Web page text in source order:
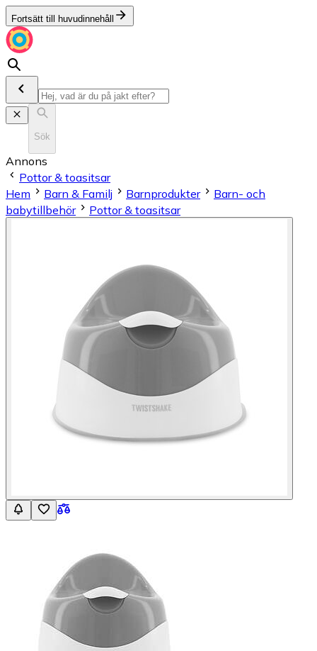
Fortsätt till huvudinnehåll
Sök
Annons
Pottor & toasitsar
Hem
Barn & Familj Barnprodukter
Barn- och
babytillbehör
Pottor & toasitsar